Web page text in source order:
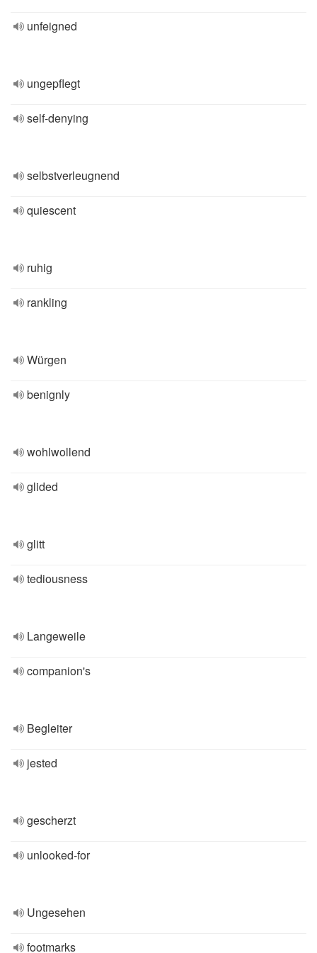
unfeigned
ungepflegt
self-denying
selbstverleugnend
quiescent
ruhig
rankling
Würgen
benignly
wohlwollend
glided
glitt
tediousness
Langeweile
companion's
Begleiter
jested
gescherzt
unlooked-for
Ungesehen
footmarks